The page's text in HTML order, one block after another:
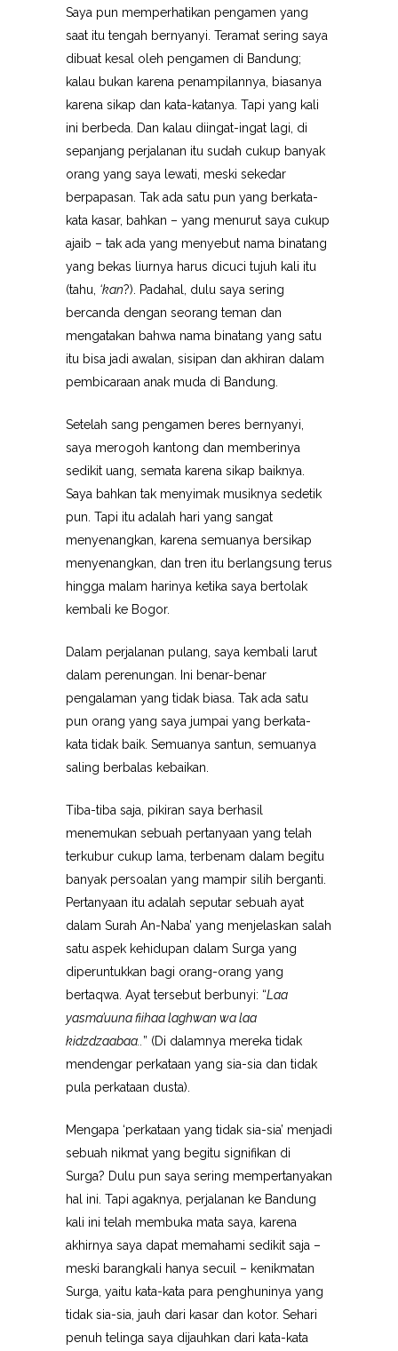
Saya pun memperhatikan pengamen yang
saat itu tengah bernyanyi. Teramat sering saya
dibuat kesal oleh pengamen di Bandung;
kalau bukan karena penampilannya, biasanya
karena sikap dan kata-katanya. Tapi yang kali
ini berbeda. Dan kalau diingat-ingat lagi, di
sepanjang perjalanan itu sudah cukup banyak
orang yang saya lewati, meski sekedar
berpapasan. Tak ada satu pun yang berkata-
kata kasar, bahkan – yang menurut saya cukup
ajaib – tak ada yang menyebut nama binatang
yang bekas liurnya harus dicuci tujuh kali itu
(tahu, ‘kan?). Padahal, dulu saya sering
bercanda dengan seorang teman dan
mengatakan bahwa nama binatang yang satu
itu bisa jadi awalan, sisipan dan akhiran dalam
pembicaraan anak muda di Bandung.
Setelah sang pengamen beres bernyanyi,
saya merogoh kantong dan memberinya
sedikit uang, semata karena sikap baiknya.
Saya bahkan tak menyimak musiknya sedetik
pun. Tapi itu adalah hari yang sangat
menyenangkan, karena semuanya bersikap
menyenangkan, dan tren itu berlangsung terus
hingga malam harinya ketika saya bertolak
kembali ke Bogor.
Dalam perjalanan pulang, saya kembali larut
dalam perenungan. Ini benar-benar
pengalaman yang tidak biasa. Tak ada satu
pun orang yang saya jumpai yang berkata-
kata tidak baik. Semuanya santun, semuanya
saling berbalas kebaikan.
Tiba-tiba saja, pikiran saya berhasil
menemukan sebuah pertanyaan yang telah
terkubur cukup lama, terbenam dalam begitu
banyak persoalan yang mampir silih berganti.
Pertanyaan itu adalah seputar sebuah ayat
dalam Surah An-Naba’ yang menjelaskan salah
satu aspek kehidupan dalam Surga yang
diperuntukkan bagi orang-orang yang
bertaqwa. Ayat tersebut berbunyi: “Laa
yasma’uuna fiihaa laghwan wa laa
kidzdzaabaa.. ” (Di dalamnya mereka tidak
mendengar perkataan yang sia-sia dan tidak
pula perkataan dusta).
Mengapa ‘perkataan yang tidak sia-sia’ menjadi
sebuah nikmat yang begitu signifikan di
Surga? Dulu pun saya sering mempertanyakan
hal ini. Tapi agaknya, perjalanan ke Bandung
kali ini telah membuka mata saya, karena
akhirnya saya dapat memahami sedikit saja –
meski barangkali hanya secuil – kenikmatan
Surga, yaitu kata-kata para penghuninya yang
tidak sia-sia, jauh dari kasar dan kotor. Sehari
penuh telinga saya dijauhkan dari kata-kata